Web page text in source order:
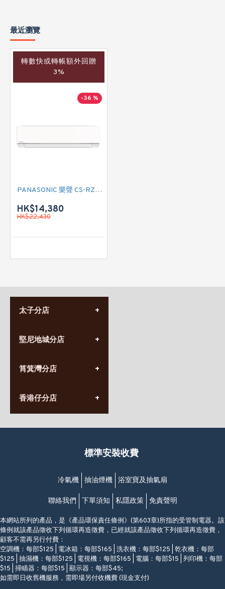
最近瀏覽
轉數快或轉帳額外回贈
3%
-36 %
PANASONIC 樂聲 CS-RZ28BKA 三匹 變頻冷暖掛牆式分體(附遙控)
HK$14,380
HK$22,430
太子分店
營業時間:
九龍太子太子道西141號
堅尼地城分店
營業時間:
香港堅尼地城卑路乍街
(堅尼地城地鐵站B出口)
筲箕灣分店
營業時間:
(10:00am-20:30pm)
香港仔分店
營業時間:
香港香港仔成都道20-28號
(黃竹坑地鐵站轉4M專線小巴)
標準安裝收費
冷氣機 抽油煙機 浴室寶及抽氣扇
聯絡我們 下單須知 私隱政策 免責聲明
本網站所列的產品，是《產品環保責任條例》(第603章)所指的受管制電器。該
條例就該產品徵收下列循環再造徵費，已經就該產品徵收下列循環再造徵費，
顧客不需再另行付費：
空調機：每部$125 | 電冰箱：每部$165 | 洗衣機：每部$125 | 乾衣機：每部
$125 | 抽濕機：每部$125 | 電視機：每部$165 | 電腦：每部$15 | 列印機：每部
$15 | 掃瞄器：每部$15 | 顯示器：每部$45;
如需即日收舊機服務，需即場另付收機費 (現金支付)